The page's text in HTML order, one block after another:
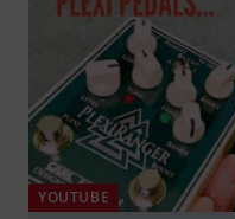
YOUTUBE